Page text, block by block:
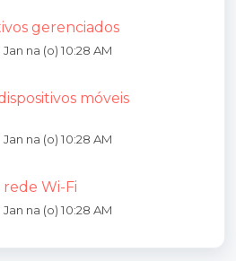
gerenciados
na (o) 10:28 AM
móveis
na (o) 10:28 AM
Wi-Fi
na (o) 10:28 AM